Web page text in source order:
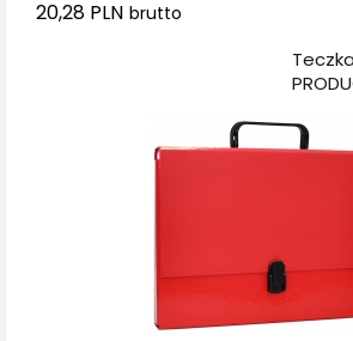
20,28 PLN brutto